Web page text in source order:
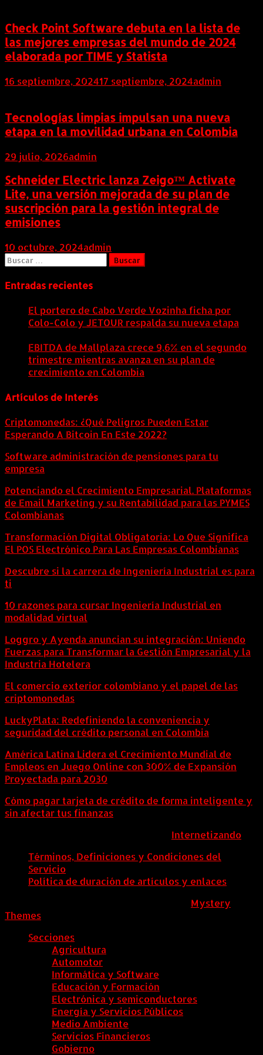
Check Point Software debuta en la lista de
las mejores empresas del mundo de 2024
elaborada por TIME y Statista
16 septiembre, 202417 septiembre, 2024admin
Tecnologías limpias impulsan una nueva
etapa en la movilidad urbana en Colombia
29 julio, 2026admin
Schneider Electric lanza Zeigo™ Activate
Lite, una versión mejorada de su plan de
suscripción para la gestión integral de
emisiones
10 octubre, 2024admin
Buscar:
Entradas recientes
El portero de Cabo Verde Vozinha ficha por
Colo-Colo y JETOUR respalda su nueva etapa
EBITDA de Mallplaza crece 9,6% en el segundo
trimestre mientras avanza en su plan de
crecimiento en Colombia
Artículos de Interés
Criptomonedas: ¿Qué Peligros Pueden Estar
Esperando A Bitcoin En Este 2022?
Software administración de pensiones para tu
empresa
Potenciando el Crecimiento Empresarial. Plataformas
de Email Marketing y su Rentabilidad para las PYMES
Colombianas
Transformación Digital Obligatoria: Lo Que Significa
El POS Electrónico Para Las Empresas Colombianas
Descubre si la carrera de Ingeniería Industrial es para
ti
10 razones para cursar Ingeniería Industrial en
modalidad virtual
Loggro y Ayenda anuncian su integración: Uniendo
Fuerzas para Transformar la Gestión Empresarial y la
Industria Hotelera
El comercio exterior colombiano y el papel de las
criptomonedas
LuckyPlata: Redefiniendo la conveniencia y
seguridad del crédito personal en Colombia
América Latina Lidera el Crecimiento Mundial de
Empleos en Juego Online con 300% de Expansión
Proyectada para 2030
Cómo pagar tarjeta de crédito de forma inteligente y
sin afectar tus finanzas
Internetizando
Términos, Definiciones y Condiciones del
Servicio
Política de duración de artículos y enlaces
Mystery
Themes
Secciones
Agricultura
Automotor
Informática y Software
Educación y Formación
Electrónica y semiconductores
Energía y Servicios Públicos
Medio Ambiente
Servicios Financieros
Gobierno